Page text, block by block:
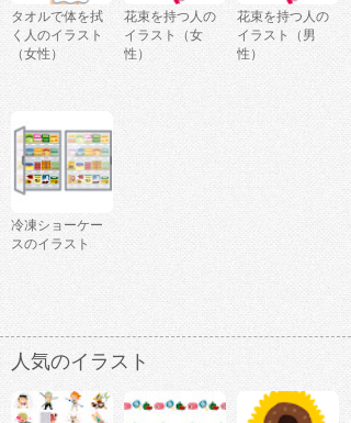
タオルで体を拭
く人のイラスト
（女性）
花束を持つ人の
イラスト（女
性）
花束を持つ人の
イラスト（男
性）
冷凍ショーケー
スのイラスト
人気のイラスト